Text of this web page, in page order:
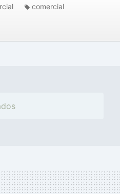
comercial